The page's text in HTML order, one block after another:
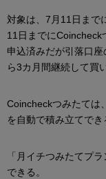
対象は、7月11日まで
11日までにCoincheck
申込済みだが引落口
ら3カ月間継続して買
Coincheckつみたては
を自動で積み立てでき
「月イチつみたてプ
できる。